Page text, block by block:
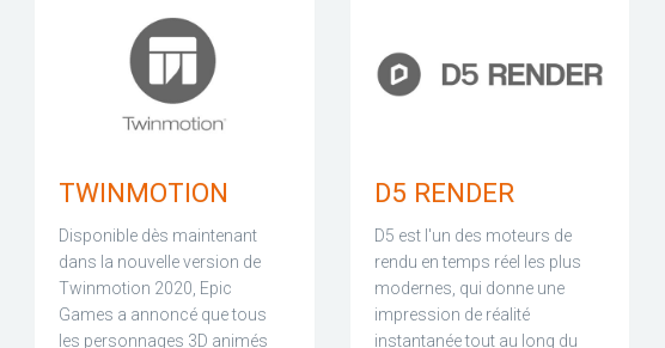
TWINMOTION
Disponible dès maintenant
dans la nouvelle version de
Twinmotion 2020, Epic
Games a annoncé que tous
les personnages 3D animés
D5 RENDER
D5 est l'un des moteurs de
rendu en temps réel les plus
modernes, qui donne une
impression de réalité
instantanée tout au long du